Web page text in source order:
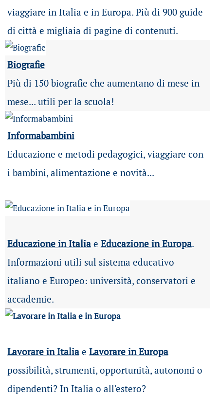
viaggiare in Italia e in Europa. Più di 900 guide
di città e migliaia di pagine di contenuti.
Biografie
Più di 150 biografie che aumentano di mese in
mese... utili per la scuola!
Informabambini
Educazione e metodi pedagogici, viaggiare con
i bambini, alimentazione e novità...
Educazione in Italiae Educazione in Europa.
Informazioni utili sul sistema educativo
italiano e Europeo: università, conservatori e
accademie.
Lavorare in Italia e Lavorare in Europa
possibilità, strumenti, opportunità, autonomi o
dipendenti? In Italia o all'estero?